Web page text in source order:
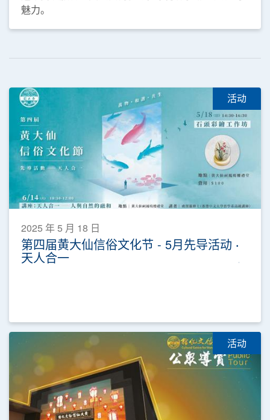
魅力。
活动
2025 年 5 月 18 日
第四届黄大仙信俗文化节 - 5月先导活动 ‧
天人合一
活动